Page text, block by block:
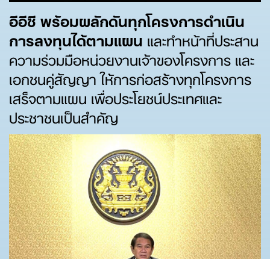
อีอีซี พร้อมผลักดันทุกโครงการดำเนิน
การลงทุนได้ตามแผน และทำหน้าที่ประสาน
ความร่วมมือหน่วยงานเจ้าของโครงการ และ
เอกชนคู่สัญญา ให้การก่อสร้างทุกโครงการ
เสร็จตามแผน เพื่อประโยชน์ประเทศและ
ประชาชนเป็นสำคัญ